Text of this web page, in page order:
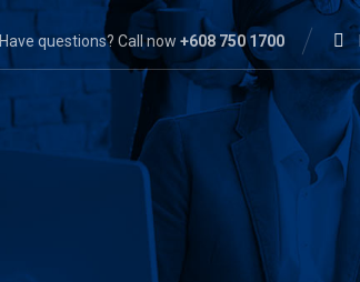
Have questions? Call now +608 750 1700